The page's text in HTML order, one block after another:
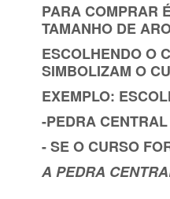
PARA COMPRAR
TAMANHO DE
ESCOLHENDO O
SIMBOLIZAM O
EXEMPLO:
-PEDRA
- SE O CURSO
A PEDRA